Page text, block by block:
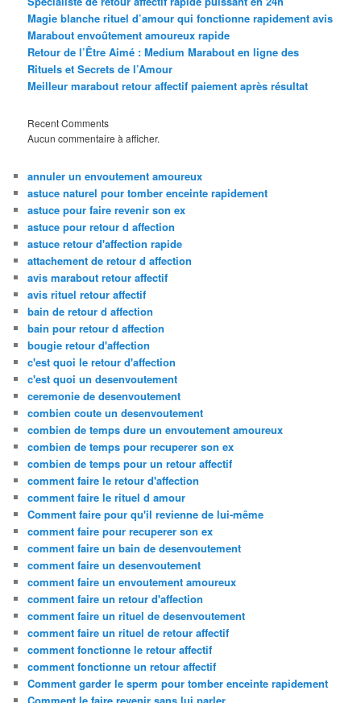
Magie blanche rituel d’amour qui fonctionne rapidement avis
Marabout envoûtement amoureux rapide
Retour de l’Être Aimé : Medium Marabout en ligne des
Rituels et Secrets de l’Amour
Meilleur marabout retour affectif paiement après résultat
Recent Comments
Aucun commentaire à afficher.
annuler un envoutement amoureux
astuce naturel pour tomber enceinte rapidement
astuce pour faire revenir son ex
astuce pour retour d affection
astuce retour d'affection rapide
attachement de retour d affection
avis marabout retour affectif
avis rituel retour affectif
bain de retour d affection
bain pour retour d affection
bougie retour d'affection
c'est quoi le retour d'affection
c'est quoi un desenvoutement
ceremonie de desenvoutement
combien coute un desenvoutement
combien de temps dure un envoutement amoureux
combien de temps pour recuperer son ex
combien de temps pour un retour affectif
comment faire le retour d'affection
comment faire le rituel d amour
Comment faire pour qu'il revienne de lui-même
comment faire pour recuperer son ex
comment faire un bain de desenvoutement
comment faire un desenvoutement
comment faire un envoutement amoureux
comment faire un retour d'affection
comment faire un rituel de desenvoutement
comment faire un rituel de retour affectif
comment fonctionne le retour affectif
comment fonctionne un retour affectif
Comment garder le sperm pour tomber enceinte rapidement